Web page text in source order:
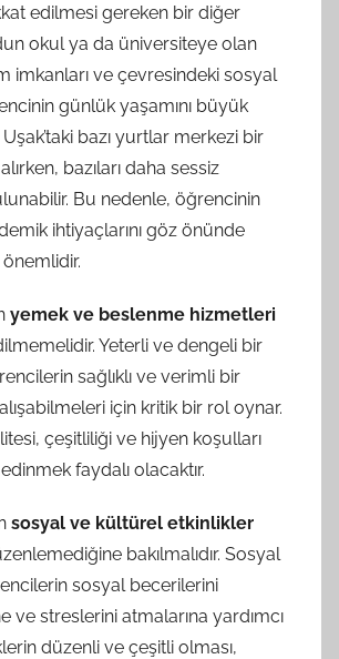
edilmesi gereken bir diğer
okul ya da üniversiteye olan
imkanları ve çevresindeki sosyal
günlük yaşamını büyük
bazı yurtlar merkezi bir
bazıları daha sessiz
Bu nedenle, öğrencinin
ihtiyaçlarını göz önünde
yemek ve beslenme hizmetleri
Yeterli ve dengeli bir
sağlıklı ve verimli bir
için kritik bir rol oynar.
çeşitliliği ve hijyen koşulları
faydalı olacaktır.
sosyal ve kültürel etkinlikler
bakılmalıdır. Sosyal
sosyal becerilerini
ve streslerini atmalarına yardımcı
düzenli ve çeşitli olması,